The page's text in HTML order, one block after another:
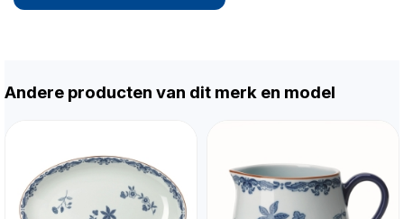
Andere producten van dit merk en model